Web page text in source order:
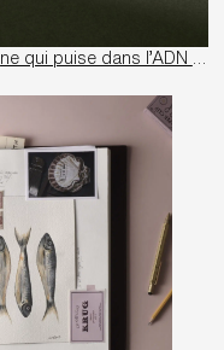
dans l’ADN de la Maison Hermès